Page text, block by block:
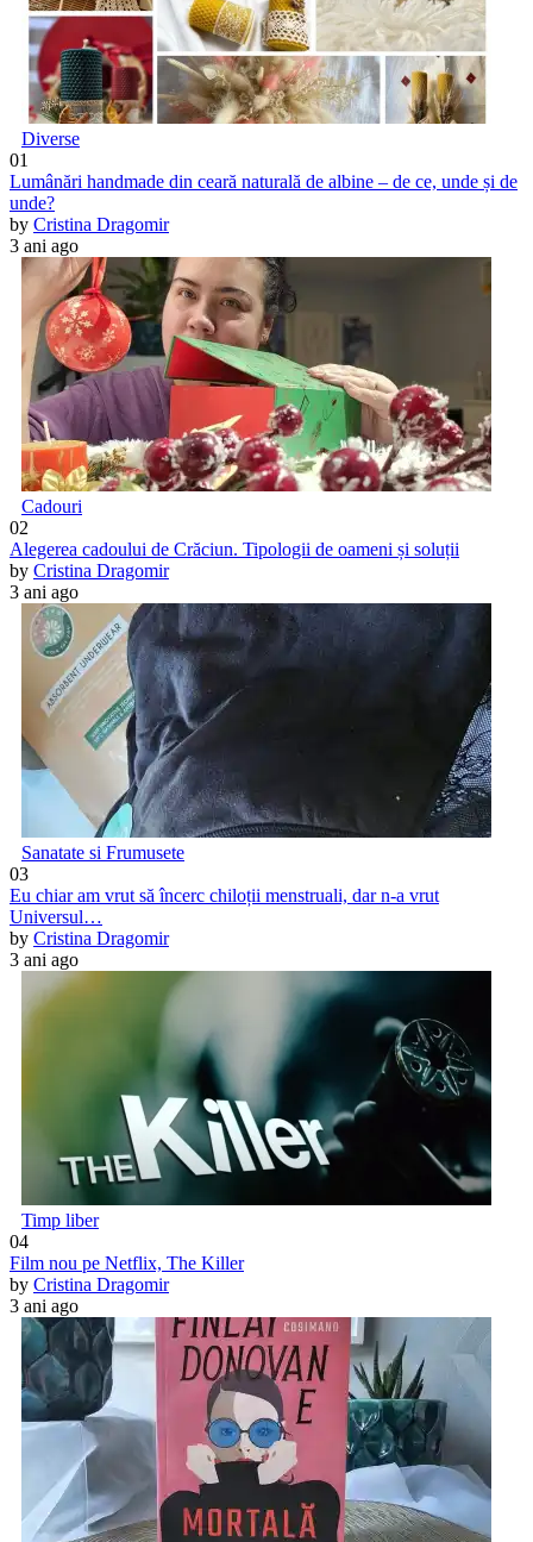
Diverse
01
Lumânări handmade din ceară naturală de albine – de ce, unde și de
unde?
by Cristina Dragomir
3 ani ago
Cadouri
02
Alegerea cadoului de Crăciun. Tipologii de oameni și soluții
by Cristina Dragomir
3 ani ago
Sanatate si Frumusete
03
Eu chiar am vrut să încerc chiloții menstruali, dar n-a vrut
Universul…
by Cristina Dragomir
3 ani ago
Timp liber
04
Film nou pe Netflix, The Killer
by Cristina Dragomir
3 ani ago